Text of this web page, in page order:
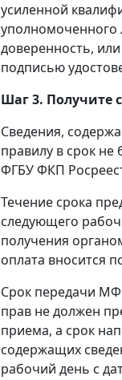
усиленной
уполномоченного
доверенность,
подписью
Шаг 3. Получите
Сведения,
правилу в срок не
ФГБУ ФКП
Течение срока
следующего
получения
оплата вносится
Срок передачи
прав не должен
приема, а срок
содержащих
рабочий день с